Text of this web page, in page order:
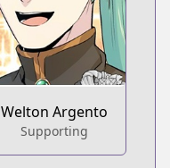
Welton Argento
Supporting